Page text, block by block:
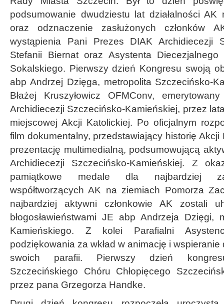
podsumowanie dwudziestu lat działalności
oraz odznaczenie zasłużonych członków
wystąpienia Pani Prezes DIAK Archidiecezji
Stefanii Biernat oraz Asystenta
Sokalskiego. Pierwszy dzień Kongresu swoją
abp Andrzej Dzięga, metropolita Szczecińsko-
Błażej Kruszyłowicz OFMConv,
Archidiecezji Szczecińsko-Kamieńskiej, przez
miejscowej Akcji Katolickiej. Po oficjalnym
film dokumentalny, przedstawiający historię
prezentację multimedialną, podsumowującą
Archidiecezji Szczecińsko-Kamieńskiej. Z
pamiątkowe medale dla najbardziej
współtworzących AK na ziemiach Pomorza
najbardziej aktywni członkowie AK zostali
błogosławieństwami JE abp Andrzeja Dzięgi,
Kamieńskiego. Z kolei Parafialni
podziękowania za wkład w animację i wspieranie
swoich parafii. Pierwszy dzień
Szczecińskiego Chóru Chłopięcego
przez pana Grzegorza Handke.